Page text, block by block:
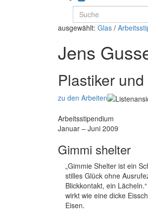
ausgewählt: Glas /
Jens
Plastiker
zu den Arbeiten
Arbeitsstipendium
Januar – Juni 2009
Gimmi shelter
„Gimmie Shelter ist ein
stilles Glück ohne
Blickkontakt, ein
wirkt wie eine dicke
Eisen.